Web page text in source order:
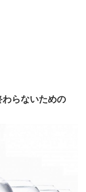
らないための